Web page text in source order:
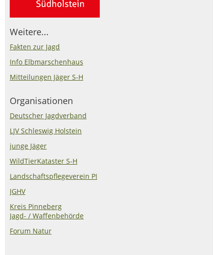
Weitere...
Fakten zur Jagd
Info Elbmarschenhaus
Mitteilungen Jäger S-H
Organisationen
Deutscher Jagdverband
LJV Schleswig Holstein
junge Jäger
WildTierKataster S-H
Landschaftspflegeverein PI
JGHV
Kreis Pinneberg
Jagd- / Waffenbehörde
Forum Natur